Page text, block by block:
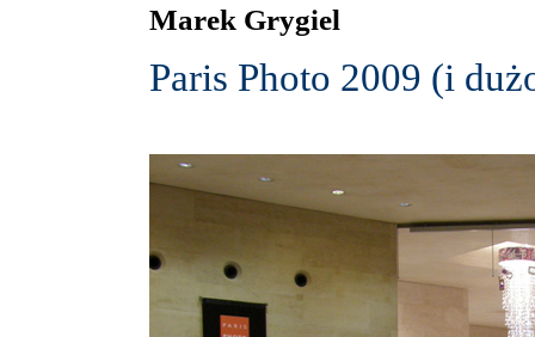
Marek Grygiel
Paris Photo 2009 (i